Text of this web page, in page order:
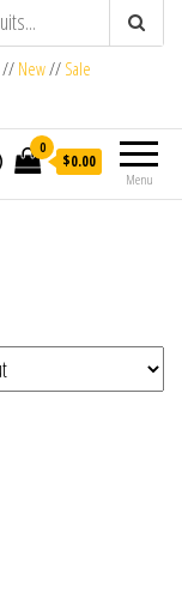
// New// Sale
Menu
0
$0.00